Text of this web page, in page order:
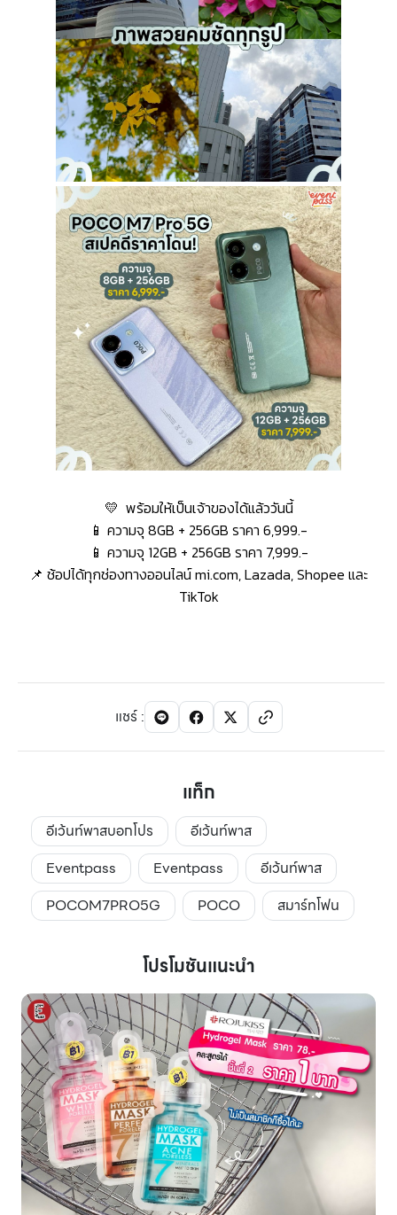
💛 พร้อมให้เป็นเจ้าของได้แล้ววันนี้
📱 ความจุ 8GB + 256GB ราคา 6,999.-
📱 ความจุ 12GB + 256GB ราคา 7,999.-
📌 ช้อปได้ทุกช่องทางออนไลน์ mi.com, Lazada, Shopee และ
TikTok
แชร์:
แท็ก
อีเว้นท์พาสบอกโปร
อีเว้นท์พาส
Eventpass
Eventpass
อีเว้นท์พาส
POCOM7PRO5G
POCO สมาร์ทโฟน
โปรโมชันแนะนำ